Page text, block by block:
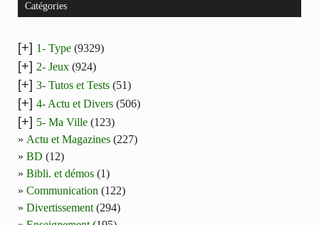
Catégories
[+] 1- Type (9329)
[+] 2- Jeux (924)
[+] 3- Tutos et Tests (51)
[+] 4- Actu et Divers (506)
[+] 5- Ma Ville (123)
Actu et Magazines (227)
BD (12)
Bibli. et démos (1)
Communication (122)
Divertissement (294)